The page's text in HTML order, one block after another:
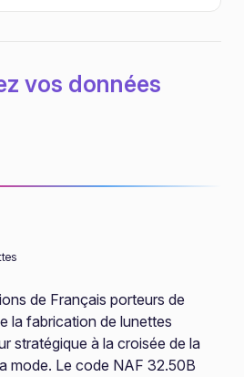
vos données
de Français porteurs de
la fabrication de lunettes
stratégique à la croisée de la
mode. Le code NAF 32.50B